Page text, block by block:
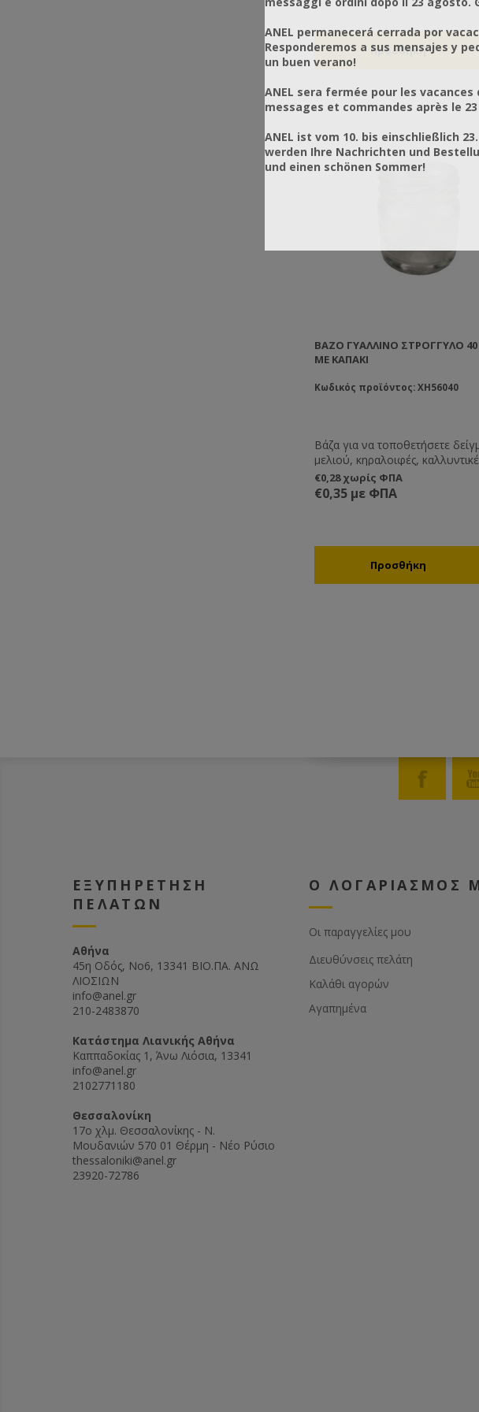
ΒΆΖΟ ΓΥΆΛΛΙΝΟ ΣΤΡΟΓΓΥΛΌ 40
ΜΕ ΚΑΠΑΚΙ
Κωδικός προϊόντος: XH56040
Βάζα για να τοποθετήσετε
μελιού, κηραλοιφές,
ή για οποιαδήποτε άλλη χρήση
επιθυμείτε.
€0,28 χωρίς ΦΠΑ
€0,35 με ΦΠΑ
ΕΞΥΠΗΡΕΤΗΣΗ
ΠΕΛΑΤΩΝ
Αθήνα
45η Οδός, Νο6, 13341 ΒΙΟ.ΠΑ. ΑΝΩ
ΛΙΟΣΙΩΝ
info@anel.gr
210-2483870
Kατάστημα Λιανικής Αθήνα
Καππαδοκίας 1, Άνω Λιόσια, 13341
info@anel.gr
2102771180
Θεσσαλονίκη
17ο χλμ. Θεσσαλονίκης - Ν.
Μουδανιών 570 01 Θέρμη - Νέο Ρύσιο
thessaloniki@anel.gr
23920-72786
Ο ΛΟΓΑΡΙΑΣΜΟΣ
Οι παραγγελίες μου
Διευθύνσεις πελάτη
Καλάθι αγορών
Αγαπημένα
ANEL permanecerá cerrada por
Responderemos a sus mensajes y
un buen verano!
ANEL sera fermée pour les
messages et commandes après le
ANEL ist vom 10. bis einschließlich
werden Ihre Nachrichten und
und einen schönen Sommer!